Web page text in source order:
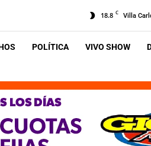
18.8 C Villa
POLÍTICA VIVO SHOW